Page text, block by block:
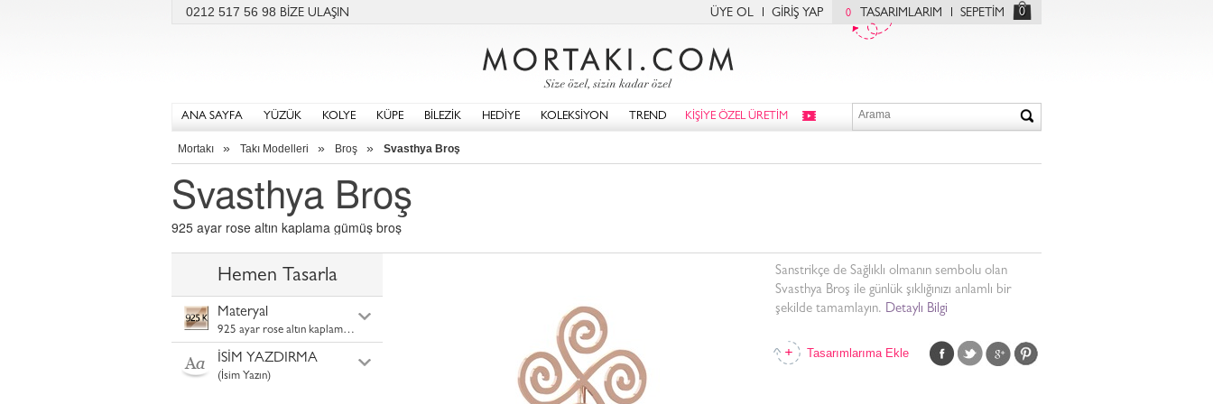
0212 517 56 98 BİZE ULAŞIN ÜYE OL GİRİŞ YAP 0 TASARIMLARIM SEPETİM 0
ANA SAYFA YÜZÜK KOLYE KÜPE BİLEZİK HEDİYE KOLEKSİYON TREND KİŞİYE ÖZEL ÜRETİM
Mortakı » Takı Modelleri » Broş » Svasthya Broş
Svasthya Broş
925 ayar rose altın kaplama gümüş broş
Hemen Tasarla
Materyal
925 ayar rose altın kaplama gümüş
İSİM YAZDIRMA
(İsim Yazın)
Sanstrikçe de Sağlıklı olmanın sembolu olan
Svasthya Broş ile günlük şıklığınızı anlamlı bir
şekilde tamamlayın. Detaylı Bilgi
Tasarımlarıma Ekle